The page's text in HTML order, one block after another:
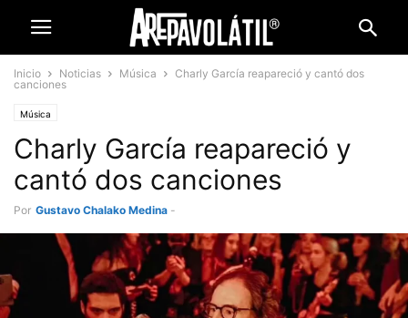
Inicio Noticias Música
Charly García reapareció y cantó dos
canciones
Música
Charly García reapareció y
cantó dos canciones
Por Gustavo Chalako Medina -